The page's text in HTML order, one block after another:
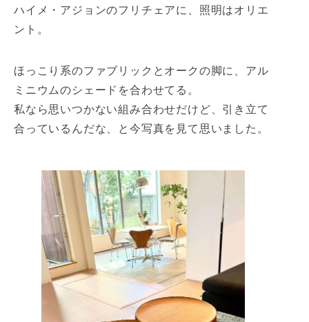
ハイメ・アジョンのフリチェアに、照明はオリエ
ント。
ほっこり系のファブリックとオークの脚に、アル
ミニウムのシェードを合わせてる。
私なら思いつかない組み合わせだけど、引き立て
合っているんだな、と今写真を見て思いました。